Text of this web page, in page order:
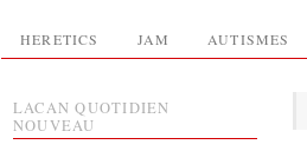
HERETICS JAM AUTISMES
LACAN QUOTIDIEN
NOUVEAU